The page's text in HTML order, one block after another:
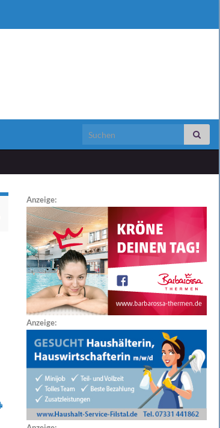
Search for:
Anzeige:
Anzeige: